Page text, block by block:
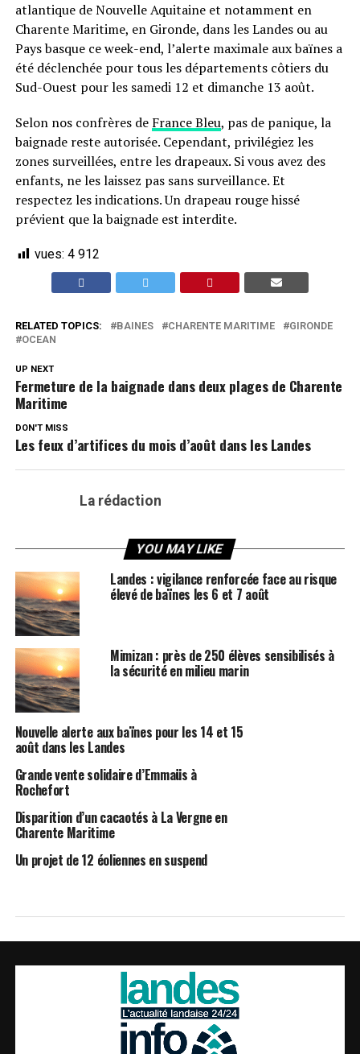
atlantique de Nouvelle Aquitaine et notamment en
Charente Maritime, en Gironde, dans les Landes ou au
Pays basque ce week-end, l’alerte maximale aux baïnes a
été déclenchée pour tous les départements côtiers du
Sud-Ouest pour les samedi 12 et dimanche 13 août.
Selon nos confrères de France Bleu, pas de panique, la
baignade reste autorisée. Cependant, privilégiez les
zones surveillées, entre les drapeaux. Si vous avez des
enfants, ne les laissez pas sans surveillance. Et
respectez les indications. Un drapeau rouge hissé
prévient que la baignade est interdite.
vues: 4 912
RELATED TOPICS: BAINES CHARENTE MARITIME
GIRONDE
OCEAN
UP NEXT
Fermeture de la baignade dans deux plages de Charente
Maritime
DON'T MISS
Les feux d’artifices du mois d’août dans les Landes
La rédaction
YOU MAY LIKE
Landes : vigilance renforcée face au risque
élevé de baïnes les 6 et 7 août
Mimizan : près de 250 élèves sensibilisés à
la sécurité en milieu marin
Nouvelle alerte aux baïnes pour les 14 et 15
août dans les Landes
Grande vente solidaire d’Emmaüs à
Rochefort
Disparition d’un cacaotés à La Vergne en
Charente Maritime
Un projet de 12 éoliennes en suspend